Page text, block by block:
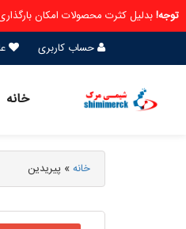
توجه!بدلیل کثرت محصولات امکان
حساب کاربری
خانه
خانه» پیریدین